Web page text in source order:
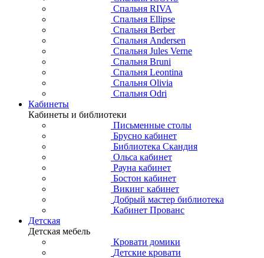
Спальня RIVA
Спальня Ellipse
Спальня Berber
Спальня Andersen
Спальня Jules Verne
Спальня Bruni
Спальня Leontina
Спальня Olivia
Спальня Odri
Кабинеты
Кабинеты и библиотеки
Письменные столы
Брусно кабинет
Библиотека Скандия
Ольса кабинет
Рауна кабинет
Бостон кабинет
Викинг кабинет
Добрый мастер библиотека
Кабинет Прованс
Детская
Детская мебель
Кровати домики
Детские кровати